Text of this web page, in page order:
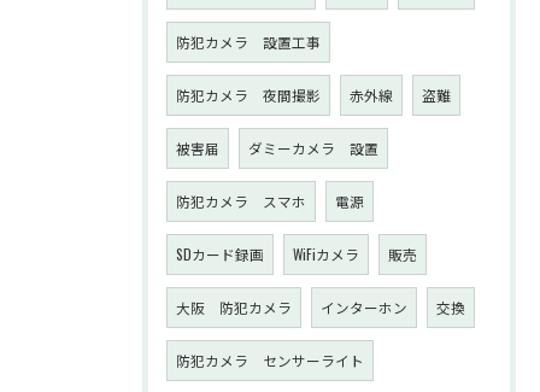
防犯カメラ 設置工事
防犯カメラ 夜間撮影 赤外線 盗難
被害届 ダミーカメラ 設置
防犯カメラ スマホ 電源
SDカード録画 WiFiカメラ 販売
大阪 防犯カメラ インターホン 交換
防犯カメラ センサーライト